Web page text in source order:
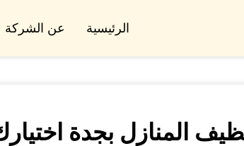
الرئيسية عن الشركة
المنازل بجدة